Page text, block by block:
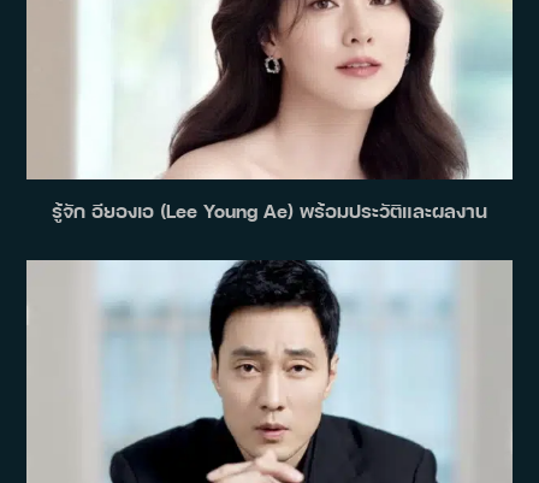
รู้จัก อียองเอ (Lee Young Ae) พร้อมประวัติและผลงาน